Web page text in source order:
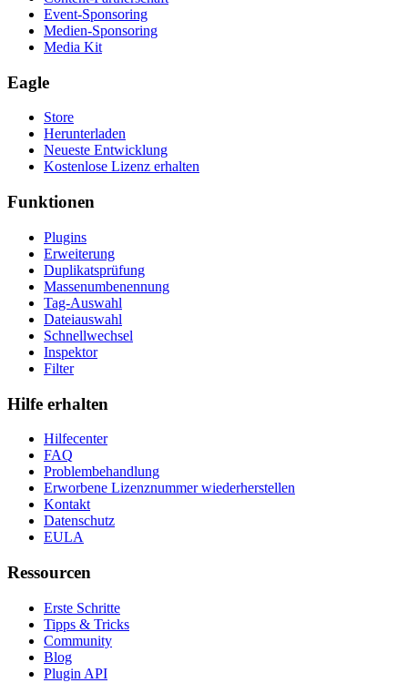
Event-Sponsoring
Medien-Sponsoring
Media Kit
Eagle
Store
Herunterladen
Neueste Entwicklung
Kostenlose Lizenz erhalten
Funktionen
Plugins
Erweiterung
Duplikatsprüfung
Massenumbenennung
Tag-Auswahl
Dateiauswahl
Schnellwechsel
Inspektor
Filter
Hilfe erhalten
Hilfecenter
FAQ
Problembehandlung
Erworbene Lizenznummer wiederherstellen
Kontakt
Datenschutz
EULA
Ressourcen
Erste Schritte
Tipps & Tricks
Community
Blog
Plugin API